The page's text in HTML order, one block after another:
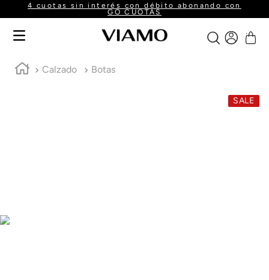
4 cuotas sin interés con débito abonando con
GO CUOTAS
Calzado Botas
SALE